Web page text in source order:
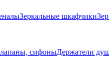
Зеркальные шкафчики
сифоныДержатели